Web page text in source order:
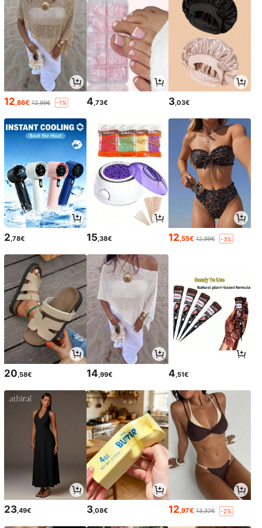
12 ,86€ 12,99€ -1% 4 ,73€ 3 ,03€
2 ,78€ 15 ,38€ 12 ,55€ 12,99€ -3%
20,58€ 14,99€ 4,51€
23,49€ 3,08€ 12,97€ 13,32€ -2%